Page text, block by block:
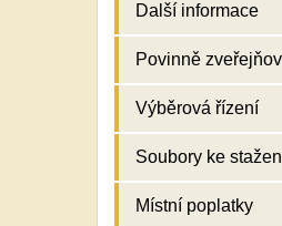
Další informace
Povinně
Výběrová řízení
Soubory ke
Místní poplatky